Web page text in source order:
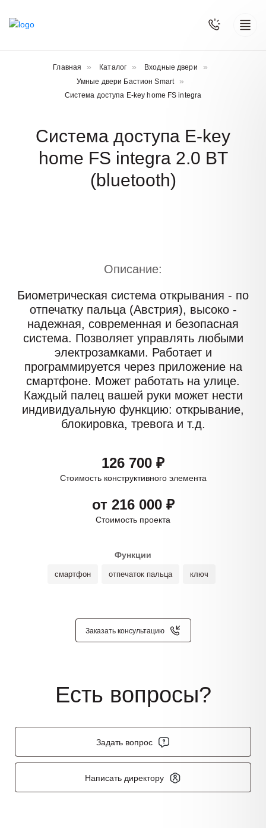
Главная Каталог
Входные двери
Умные двери Бастион Smart
Система доступа E-key home FS integra
Система доступа E-key
home FS integra 2.0 BT
(bluetooth)
Описание:
Биометрическая система открывания - по
отпечатку пальца (Австрия), высоко -
надежная, современная и безопасная
система. Позволяет управлять любыми
электрозамками. Работает и
программируется через приложение на
смартфоне. Может работать на улице.
Каждый палец вашей руки может нести
индивидуальную функцию: открывание,
блокировка, тревога и т.д.
126 700 ₽
Стоимость конструктивного элемента
от 216 000 ₽
Стоимость проекта
Функции
смартфон отпечаток пальца ключ
Заказать консультацию
Есть вопросы?
Задать вопрос
Написать директору